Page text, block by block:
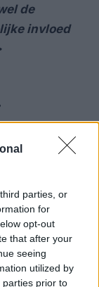
parties, or
for
opt-out
that after your
seeing
utilized by
parties prior to
de
invloed
vergroten
om kaders
Dit
die mensen